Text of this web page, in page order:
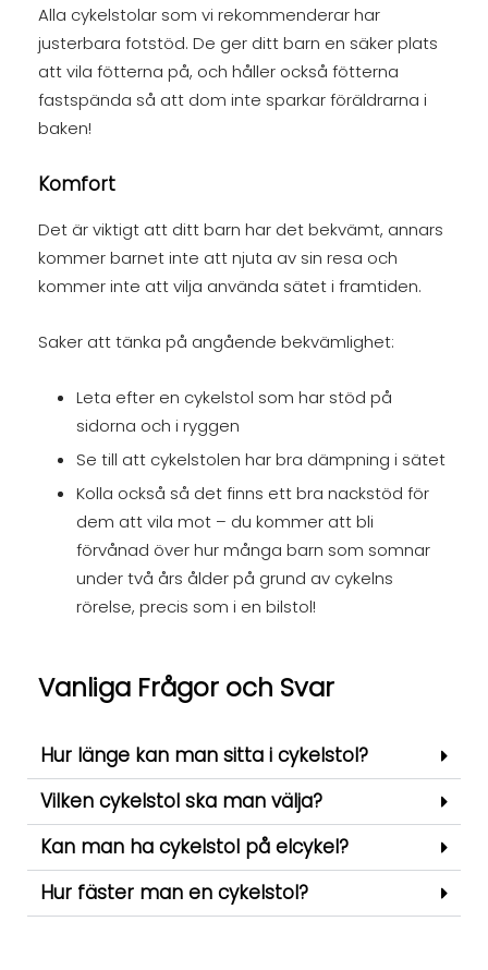
Alla cykelstolar som vi rekommenderar har
justerbara fotstöd. De ger ditt barn en säker plats
att vila fötterna på, och håller också fötterna
fastspända så att dom inte sparkar föräldrarna i
baken!
Komfort
Det är viktigt att ditt barn har det bekvämt, annars
kommer barnet inte att njuta av sin resa och
kommer inte att vilja använda sätet i framtiden.
Saker att tänka på angående bekvämlighet:
Leta efter en cykelstol som har stöd på
sidorna och i ryggen
Se till att cykelstolen har bra dämpning i sätet
Kolla också så det finns ett bra nackstöd för
dem att vila mot – du kommer att bli
förvånad över hur många barn som somnar
under två års ålder på grund av cykelns
rörelse, precis som i en bilstol!
Vanliga Frågor och Svar
Hur länge kan man sitta i cykelstol?
Vilken cykelstol ska man välja?
Kan man ha cykelstol på elcykel?
Hur fäster man en cykelstol?